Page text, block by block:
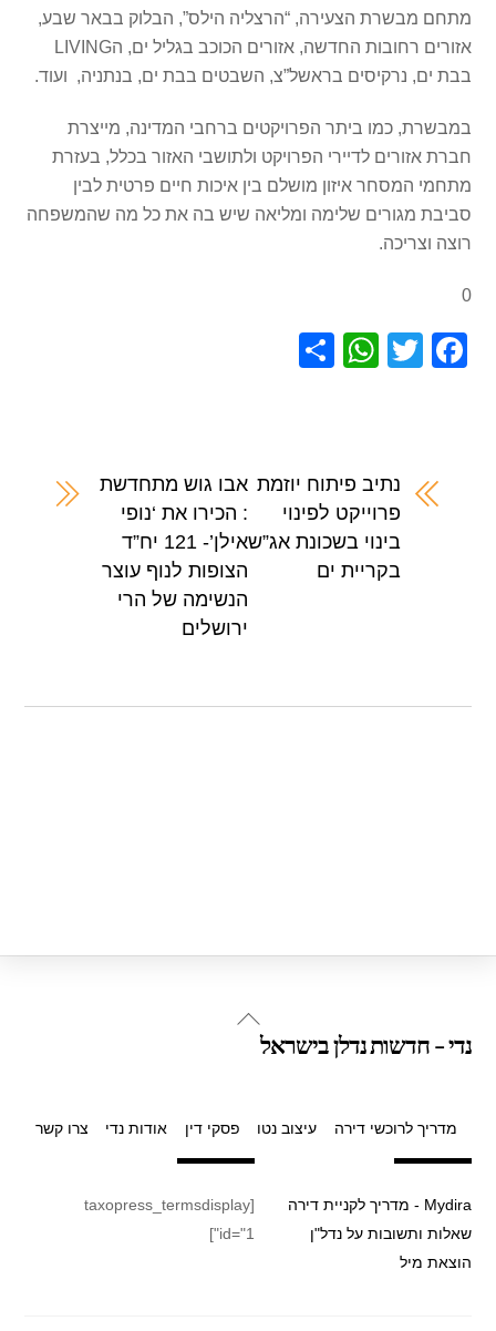
מתחם מבשרת הצעירה, “הרצליה הילס”, הבלוק בבאר שבע,
אזורים רחובות החדשה, אזורים הכוכב בגליל ים, הLIVING
בבת ים, נרקיסים בראשל”צ, השבטים בבת ים, בנתניה, ועוד.
במבשרת, כמו ביתר הפרויקטים ברחבי המדינה, מייצרת
חברת אזורים לדיירי הפרויקט ולתושבי האזור בכלל, בעזרת
מתחמי המסחר איזון מושלם בין איכות חיים פרטית לבין
סביבת מגורים שלימה ומליאה שיש בה את כל מה שהמשפחה
רוצה וצריכה.
0
F
b
T
W
A
p
p
נתיב פיתוח יוזמת
פרוייקט לפינוי
בינוי בשכונת אג”ש
בקריית ים
אבו גוש מתחדשת
: הכירו את ‘נופי
אילן’- 121 יח”ד
הצופות לנוף עוצר
הנשימה של הרי
ירושלים
Back
נדי - חדשות נדלן בישראל
מדריך לרוכשי דירה עיצוב נטו פסקי דין אודות נדי צרו קשר
Mydira - מדריך לקניית דירה
שאלות ותשובות על נדל"ן
הוצאת מיל
[taxopress_termsdisplay
id="1"]